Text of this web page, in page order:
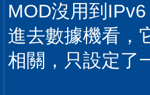
MOD沒用到
進去數據機看，
相關，只設定了